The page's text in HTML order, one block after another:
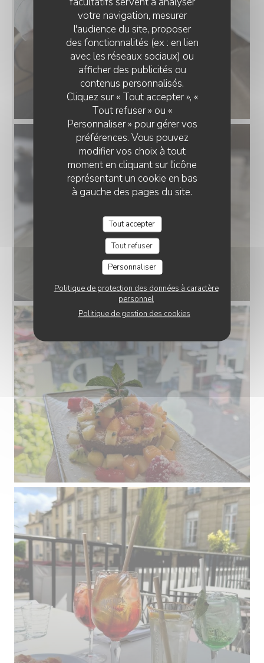
votre navigation, mesurer
l'audience du site, proposer
des fonctionnalités (ex : en lien
avec les réseaux sociaux) ou
afficher des publicités ou
contenus personnalisés.
Cliquez sur « Tout accepter », «
Tout refuser » ou «
Personnaliser » pour gérer vos
préférences. Vous pouvez
modifier vos choix à tout
moment en cliquant sur l'icône
représentant un cookie en bas
à gauche des pages du site.
Tout accepter
Tout refuser
Personnaliser
Politique de protection des données à caractère
personnel
Politique de gestion des cookies